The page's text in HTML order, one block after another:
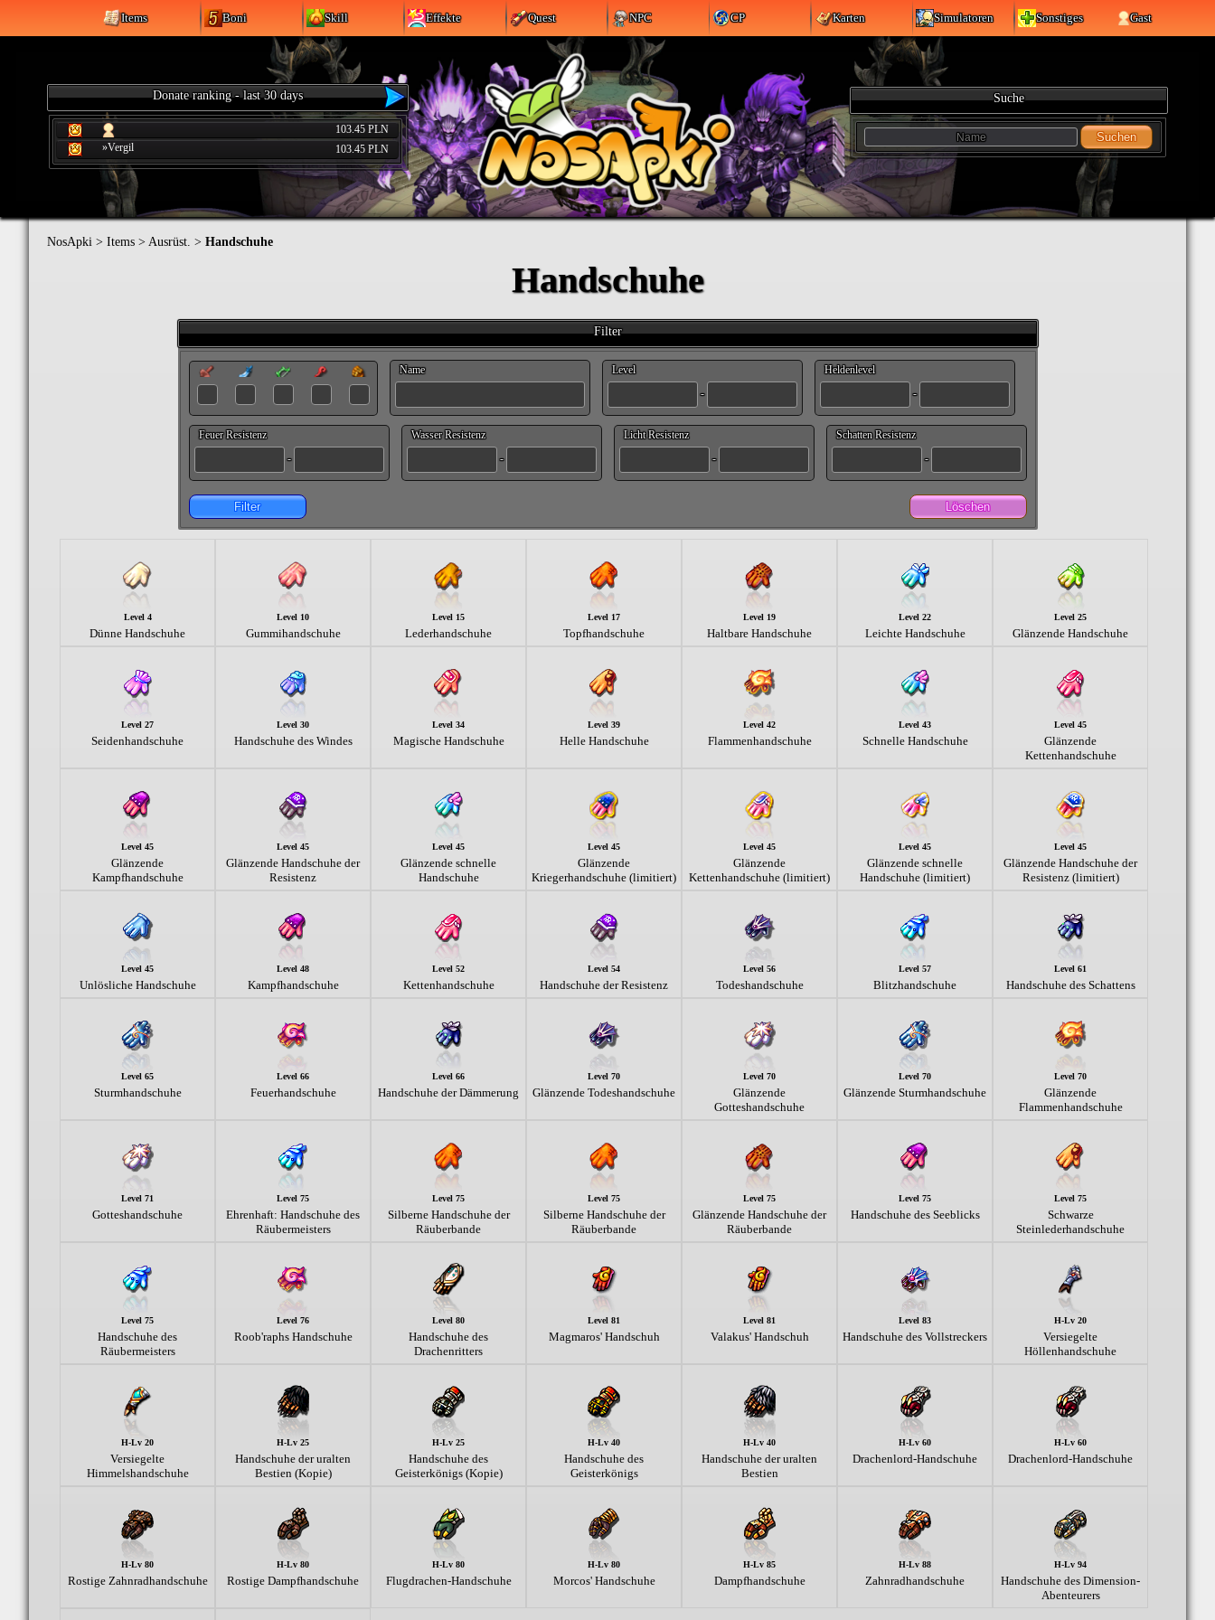
Items Boni Skill Effekte Quest NPC CP Karten Simulatoren Sonstiges Gast
Donate ranking - last 30 days
103.45 PLN
»Vergil
103.45 PLN
Suche
Suchen
NosApki > Items > Ausrüst. > Handschuhe
Handschuhe
Filter
Name
Level
-
Heldenlevel
-
Feuer Resistenz
-
Wasser Resistenz
-
Licht Resistenz
-
Schatten Resistenz
-
Filter Löschen
Level 4
Dünne Handschuhe
Level 10
Gummihandschuhe
Level 15
Lederhandschuhe
Level 17
Topfhandschuhe
Level 19
Haltbare Handschuhe
Level 22
Leichte Handschuhe
Level 25
Glänzende Handschuhe
Level 27
Seidenhandschuhe
Level 30
Handschuhe des Windes
Level 34
Magische Handschuhe
Level 39
Helle Handschuhe
Level 42
Flammenhandschuhe
Level 43
Schnelle Handschuhe
Level 45
Glänzende
Kettenhandschuhe
Level 45
Glänzende
Kampfhandschuhe
Level 45
Glänzende Handschuhe der
Resistenz
Level 45
Glänzende schnelle
Handschuhe
Level 45
Glänzende
Kriegerhandschuhe (limitiert)
Level 45
Glänzende
Kettenhandschuhe (limitiert)
Level 45
Glänzende schnelle
Handschuhe (limitiert)
Level 45
Glänzende Handschuhe der
Resistenz (limitiert)
Level 45
Unlösliche Handschuhe
Level 48
Kampfhandschuhe
Level 52
Kettenhandschuhe
Level 54
Handschuhe der Resistenz
Level 56
Todeshandschuhe
Level 57
Blitzhandschuhe
Level 61
Handschuhe des Schattens
Level 65
Sturmhandschuhe
Level 66
Feuerhandschuhe
Level 66
Handschuhe der Dämmerung
Level 70
Glänzende Todeshandschuhe
Level 70
Glänzende
Gotteshandschuhe
Level 70
Glänzende Sturmhandschuhe
Level 70
Glänzende
Flammenhandschuhe
Level 71
Gotteshandschuhe
Level 75
Ehrenhaft: Handschuhe des
Räubermeisters
Level 75
Silberne Handschuhe der
Räuberbande
Level 75
Silberne Handschuhe der
Räuberbande
Level 75
Glänzende Handschuhe der
Räuberbande
Level 75
Handschuhe des Seeblicks
Level 75
Schwarze
Steinlederhandschuhe
Level 75
Handschuhe des
Räubermeisters
Level 76
Roob'raphs Handschuhe
Level 80
Handschuhe des
Drachenritters
Level 81
Magmaros' Handschuh
Level 81
Valakus' Handschuh
Level 83
Handschuhe des Vollstreckers
H-Lv 20
Versiegelte
Höllenhandschuhe
H-Lv 20
Versiegelte
Himmelshandschuhe
H-Lv 25
Handschuhe der uralten
Bestien (Kopie)
H-Lv 25
Handschuhe des
Geisterkönigs (Kopie)
H-Lv 40
Handschuhe des
Geisterkönigs
H-Lv 40
Handschuhe der uralten
Bestien
H-Lv 60
Drachenlord-Handschuhe
H-Lv 60
Drachenlord-Handschuhe
H-Lv 80
Rostige Zahnradhandschuhe
H-Lv 80
Rostige Dampfhandschuhe
H-Lv 80
Flugdrachen-Handschuhe
H-Lv 80
Morcos' Handschuhe
H-Lv 85
Dampfhandschuhe
H-Lv 88
Zahnradhandschuhe
H-Lv 94
Handschuhe des Dimension-
Abenteurers